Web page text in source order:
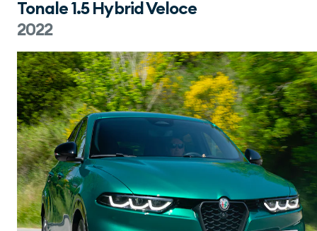
Tonale 1.5 Hybrid Veloce
2022